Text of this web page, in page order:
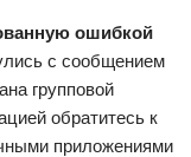
ошибкой
с сообщением
групповой
обратитесь к
приложениями